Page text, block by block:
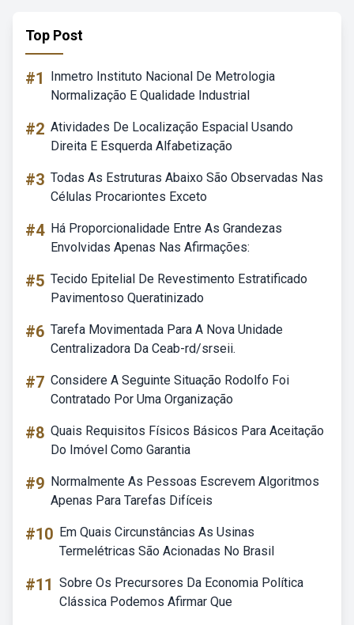
Top Post
#1
Inmetro Instituto Nacional De Metrologia
Normalização E Qualidade Industrial
#2 Atividades De Localização Espacial Usando
Direita E Esquerda Alfabetização
#3 Todas As Estruturas Abaixo São Observadas Nas
Células Procariontes Exceto
#4 Há Proporcionalidade Entre As Grandezas
Envolvidas Apenas Nas Afirmações:
#5 Tecido Epitelial De Revestimento Estratificado
Pavimentoso Queratinizado
#6 Tarefa Movimentada Para A Nova Unidade
Centralizadora Da Ceab-rd/srseii.
#7 Considere A Seguinte Situação Rodolfo Foi
Contratado Por Uma Organização
#8 Quais Requisitos Físicos Básicos Para Aceitação
Do Imóvel Como Garantia
#9 Normalmente As Pessoas Escrevem Algoritmos
Apenas Para Tarefas Difíceis
#10 Em Quais Circunstâncias As Usinas
Termelétricas São Acionadas No Brasil
#11 Sobre Os Precursores Da Economia Política
Clássica Podemos Afirmar Que